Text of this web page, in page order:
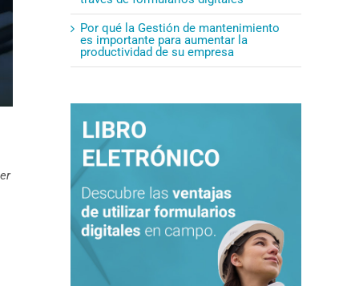
Por qué la Gestión de mantenimiento
es importante para aumentar la
productividad de su empresa